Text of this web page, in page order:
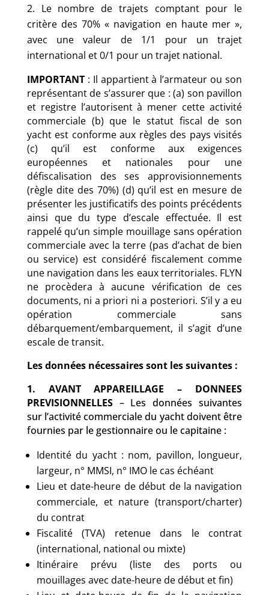
Le nombre de trajets comptant pour le
critère des 70% « navigation en haute mer »,
avec une valeur de 1/1 pour un trajet
international et 0/1 pour un trajet national.
IMPORTANT : Il appartient à l’armateur ou son
représentant de s’assurer que : (a) son pavillon
et registre l’autorisent à mener cette activité
commerciale (b) que le statut fiscal de son
yacht est conforme aux règles des pays visités
(c) qu’il est conforme aux exigences
européennes et nationales pour une
défiscalisation des ses approvisionnements
(règle dite des 70%) (d) qu’il est en mesure de
présenter les justificatifs des points précédents
ainsi que du type d’escale effectuée. Il est
rappelé qu’un simple mouillage sans opération
commerciale avec la terre (pas d’achat de bien
ou service) est considéré fiscalement comme
une navigation dans les eaux territoriales. FLYN
ne procèdera à aucune vérification de ces
documents, ni a priori ni a posteriori. S’il y a eu
opération commerciale sans
débarquement/embarquement, il s’agit d’une
escale de transit.
Les données nécessaires sont les suivantes :
1. AVANT APPAREILLAGE – DONNEES
PREVISIONNELLES– Les données suivantes
sur l’activité commerciale du yacht doivent être
fournies par le gestionnaire ou le capitaine :
Identité du yacht : nom, pavillon, longueur,
largeur, n° MMSI, n° IMO le cas échéant
Lieu et date-heure de début de la navigation
commerciale, et nature (transport/charter)
du contrat
Fiscalité (TVA) retenue dans le contrat
(international, national ou mixte)
Itinéraire prévu (liste des ports ou
mouillages avec date-heure de début et fin)